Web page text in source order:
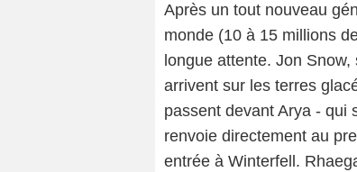
Après un tout nouveau
monde (10 à 15 millions
longue attente. Jon
arrivent sur les terres
passent devant Arya - qui
renvoie directement au
entrée à Winterfell.